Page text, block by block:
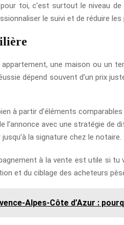
toi, c’est surtout le niveau
le suivi et de réduire
une maison ou un
dépend souvent d’un prix
à partir d’éléments comparables
l’annonce avec une stratégie de
la signature chez le notaire.
à la vente est utile si
et du ciblage des acheteurs
Alpes-Côte d’Azur :